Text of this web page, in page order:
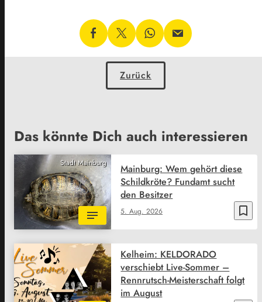
Zurück
Das könnte Dich auch interessieren
Stadt Mainburg
bookmark_border
5. Aug. 2026
Mainburg: Wem gehört diese
Schildkröte? Fundamt sucht
den Besitzer
Kelheim: KELDORADO
verschiebt Live-Sommer –
Rennrutsch-Meisterschaft folgt
im August